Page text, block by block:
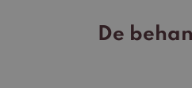
De